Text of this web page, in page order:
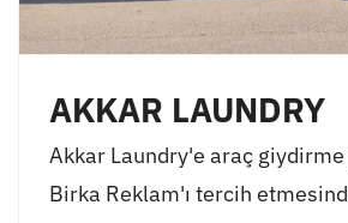
AKKAR LAUNDRY
Akkar Laundry'e araç
Birka Reklam'ı tercih